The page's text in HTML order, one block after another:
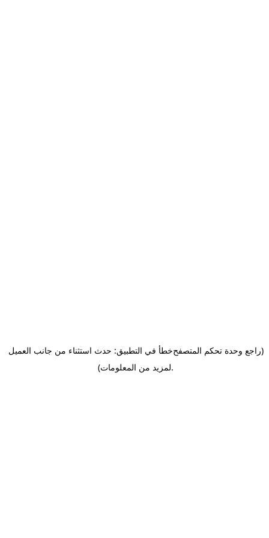
خطأ في التطبيق: حدث استثناء من جانب العميل(راجع وحدة تحكم المتصفح
لمزيد من المعلومات).